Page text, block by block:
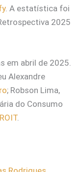
. A estatística foi
2025
em abril de 2025.
Alexandre
; Robson Lima,
do Consumo
ROIT.